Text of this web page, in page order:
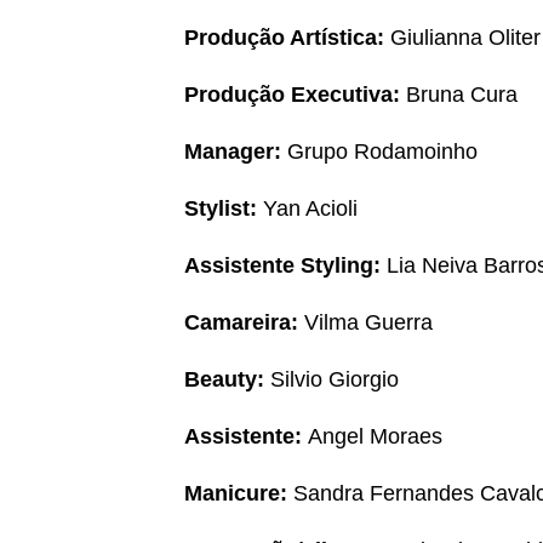
Produção Artística: Giulianna Oliter
Produção Executiva: Bruna Cura
Manager: Grupo Rodamoinho
Stylist: Yan Acioli
Assistente Styling: Lia Neiva
Camareira: Vilma Guerra
Beauty: Silvio Giorgio
Assistente: Angel Moraes
Manicure: Sandra Fernandes